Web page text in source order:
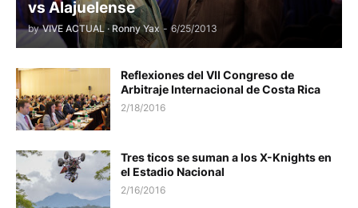
vs Alajuelense
by VIVE ACTUAL · Ronny Yax - 6/25/2013
Reflexiones del VII Congreso de
Arbitraje Internacional de Costa Rica
2/18/2016
Tres ticos se suman a los X-Knights en
el Estadio Nacional
2/16/2016